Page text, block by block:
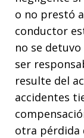
o no prestó
conductor
no se
ser
resulte del
accidentes
otra pérdida